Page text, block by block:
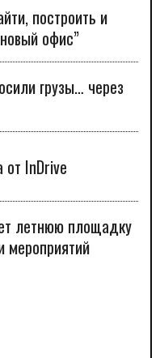
построить и
офис”
грузы… через
от InDrive
летнюю площадку
мероприятий